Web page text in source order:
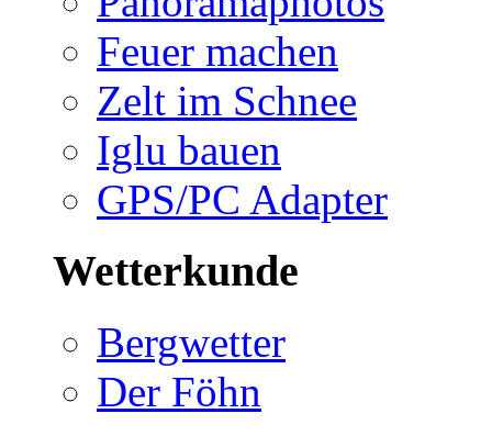
Feuer machen
Zelt im Schnee
Iglu bauen
GPS/PC Adapter
Wetterkunde
Bergwetter
Der Föhn